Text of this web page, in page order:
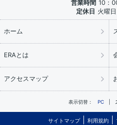
営業時間 10：
定休日 火曜
ホーム
ERAとは
アクセスマップ
表示切替： PC
サイトマップ 利用規約